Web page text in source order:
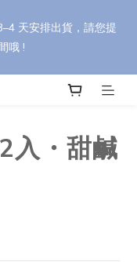
】，依活動辦法享最高
天安排出貨，請您提
哦 !
95 折，30 盒以上享 9
入・甜鹹